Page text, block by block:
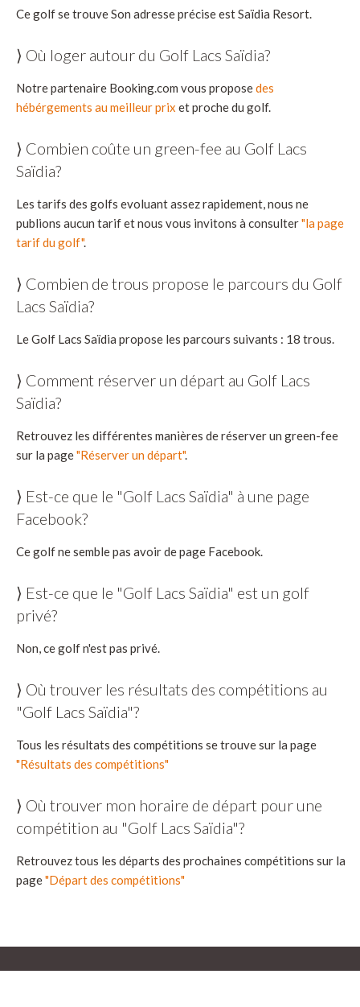
Ce golf se trouve Son adresse précise est Saïdia Resort.
⟩ Où loger autour du Golf Lacs Saïdia?
Notre partenaire Booking.com vous proposedes
hébérgements au meilleur prix et proche du golf.
⟩ Combien coûte un green-fee au Golf Lacs
Saïdia?
Les tarifs des golfs evoluant assez rapidement, nous ne
publions aucun tarif et nous vous invitons à consulter"la page
tarif du golf".
⟩ Combien de trous propose le parcours du Golf
Lacs Saïdia?
Le Golf Lacs Saïdia propose les parcours suivants : 18 trous.
⟩ Comment réserver un départ au Golf Lacs
Saïdia?
Retrouvez les différentes manières de réserver un green-fee
sur la page"Réserver un départ".
⟩ Est-ce que le "Golf Lacs Saïdia" à une page
Facebook?
Ce golf ne semble pas avoir de page Facebook.
⟩ Est-ce que le "Golf Lacs Saïdia" est un golf
privé?
Non, ce golf n'est pas privé.
⟩ Où trouver les résultats des compétitions au
"Golf Lacs Saïdia"?
Tous les résultats des compétitions se trouve sur la page
"Résultats des compétitions"
⟩ Où trouver mon horaire de départ pour une
compétition au "Golf Lacs Saïdia"?
Retrouvez tous les départs des prochaines compétitions sur la
page"Départ des compétitions"